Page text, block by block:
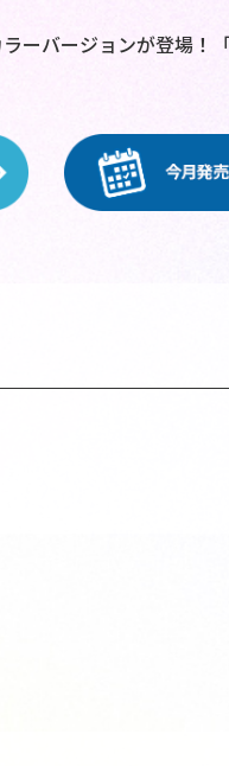
ーバージョンが登場！